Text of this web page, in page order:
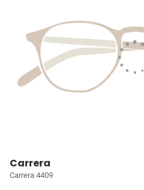
Carrera
Carrera 4409